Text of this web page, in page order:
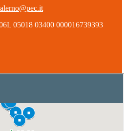
05018 03400 000016739393